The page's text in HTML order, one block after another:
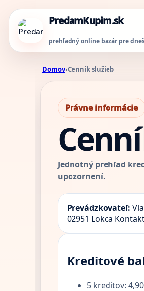
PredamKupim.sk
prehľadný online bazár pre
Domov›Cenník služieb
Právne informácie
Jednotný prehľad
upozornení.
Prevádzkovateľ:
02951 Lokca
Kreditové
5 kreditov: